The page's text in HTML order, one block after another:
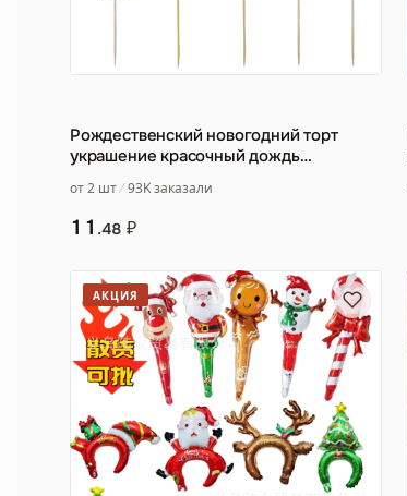
Рождественский новогодний торт
украшение красочный дождь
от 2 шт 93K заказали
11 .48 ₽
АКЦИЯ